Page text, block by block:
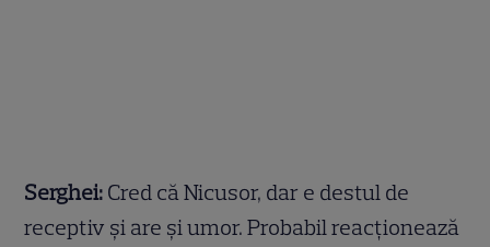
Serghei: Cred că Nicusor, dar e destul de
receptiv și are și umor. Probabil reacționează